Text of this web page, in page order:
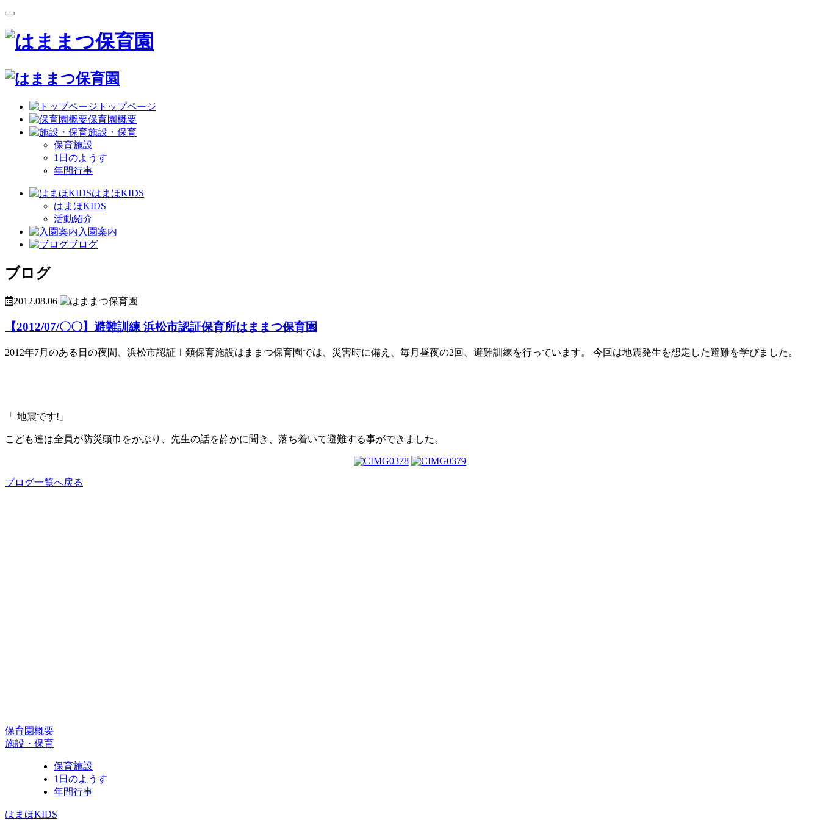
トップページ
保育園概要
施設・保育
保育施設
1日のようす
年間行事
はまほKIDS
はまほKIDS
活動紹介
入園案内
ブログ
ブログ
2012.08.06
【2012/07/〇〇】避難訓練 浜松市認証保育所はままつ保育園
2012年7月のある日の夜間、浜松市認証Ⅰ類保育施設はままつ保育園では、災害時に備え、毎月昼夜の2回、避難訓練を行っています。 今回は地震発生を想定した避難を学びました。
「 地震です!」
こども達は全員が防災頭巾をかぶり、先生の話を静かに聞き、落ち着いて避難する事ができました。
ブログ一覧へ戻る
保育園概要
施設・保育
保育施設
1日のようす
年間行事
はまほKIDS